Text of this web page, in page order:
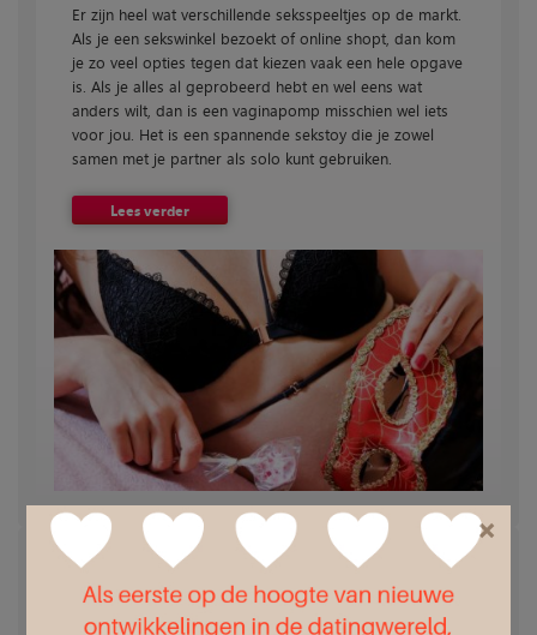
Er zijn heel wat verschillende seksspeeltjes op de markt.
Als je een sekswinkel bezoekt of online shopt, dan kom
je zo veel opties tegen dat kiezen vaak een hele opgave
is. Als je alles al geprobeerd hebt en wel eens wat
anders wilt, dan is een vaginapomp misschien wel iets
voor jou. Het is een spannende sekstoy die je zowel
samen met je partner als solo kunt gebruiken.
Lees verder
3 vrouwelijke masturbatietechnieken met een
vibrator
22-04-2022
×